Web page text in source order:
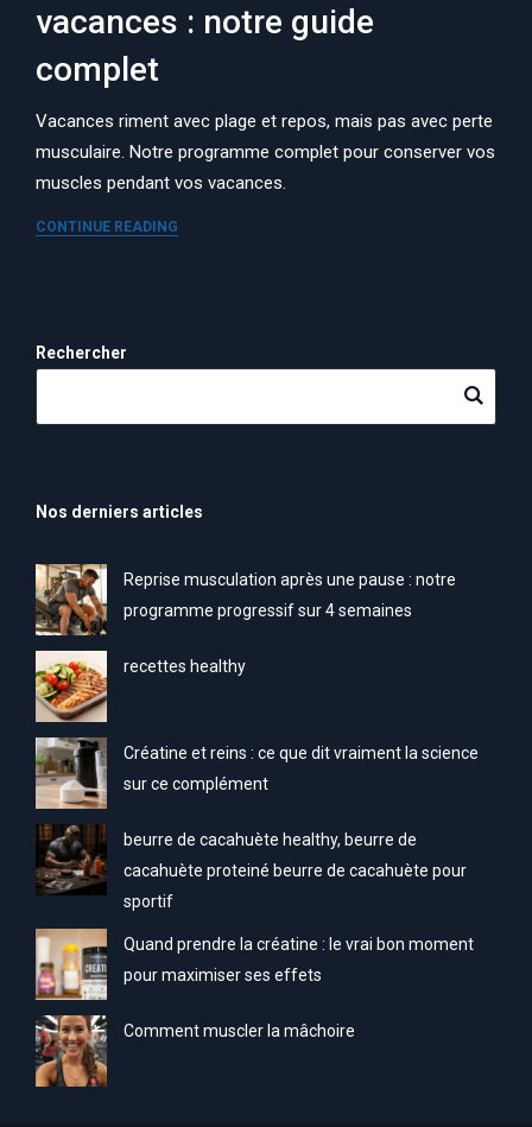
vacances : notre guide
complet
Vacances riment avec plage et repos, mais pas avec perte
musculaire. Notre programme complet pour conserver vos
muscles pendant vos vacances.
CONTINUE READING
Rechercher
Nos derniers articles
Reprise musculation après une pause : notre
programme progressif sur 4 semaines
recettes healthy
Créatine et reins : ce que dit vraiment la science
sur ce complément
beurre de cacahuète healthy, beurre de
cacahuète proteiné beurre de cacahuète pour
sportif
Quand prendre la créatine : le vrai bon moment
pour maximiser ses effets
Comment muscler la mâchoire